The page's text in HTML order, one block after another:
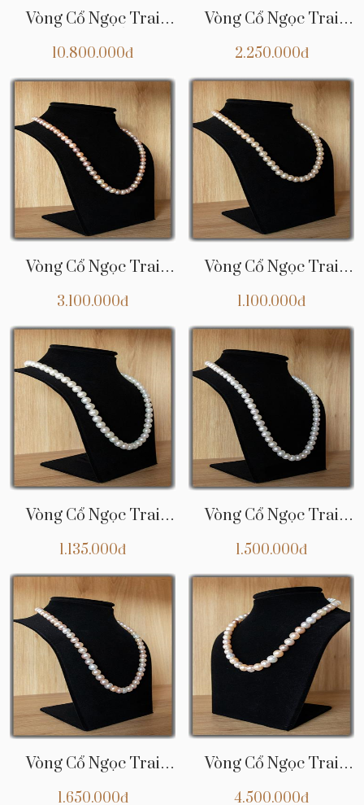
Vòng Cổ Ngọc Trai
10.800.000đ
Vòng Cổ Ngọc Trai
2.250.000đ
Vòng Cổ Ngọc Trai
3.100.000đ
Vòng Cổ Ngọc Trai
1.100.000đ
Vòng Cổ Ngọc Trai
1.135.000đ
Vòng Cổ Ngọc Trai
1.500.000đ
Vòng Cổ Ngọc Trai
1.650.000đ
Vòng Cổ Ngọc Trai
4.500.000đ